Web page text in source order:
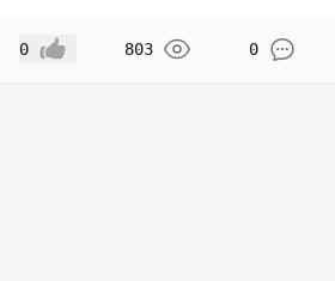
0
803 إعجاب 0